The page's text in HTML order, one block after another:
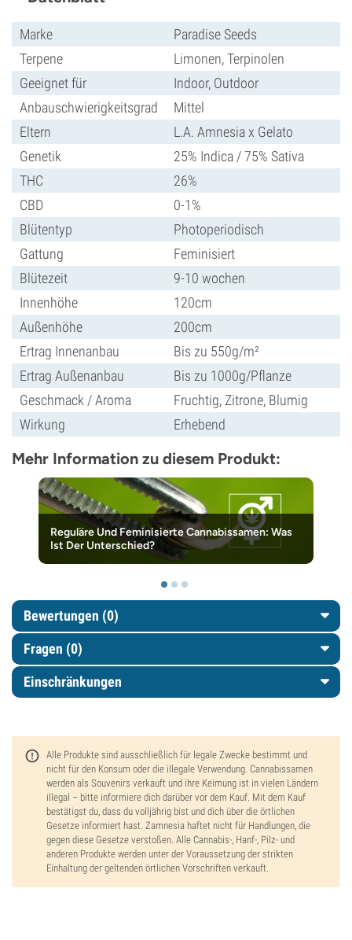
Marke
Paradise Seeds
Terpene
Limonen, Terpinolen
Geeignet für
Indoor, Outdoor
Anbauschwierigkeitsgrad
Mittel
Eltern
L.A. Amnesia x Gelato
Genetik
25% Indica / 75% Sativa
THC
26%
CBD
0-1%
Blütentyp
Photoperiodisch
Gattung
Feminisiert
Blütezeit
9-10 wochen
Innenhöhe
120cm
Außenhöhe
200cm
Ertrag Innenanbau
Bis zu 550g/m²
Ertrag Außenanbau
Bis zu 1000g/Pflanze
Geschmack / Aroma
Fruchtig, Zitrone, Blumig
Wirkung
Erhebend
Mehr Information zu diesem Produkt:
Reguläre Und Feminisierte Cannabissamen: Was
Ist Der Unterschied?
Bewertungen (0)
Fragen (0)
Einschränkungen
Alle Produkte sind ausschließlich für legale Zwecke bestimmt und
nicht für den Konsum oder die illegale Verwendung. Cannabissamen
werden als Souvenirs verkauft und ihre Keimung ist in vielen Ländern
illegal – bitte informiere dich darüber vor dem Kauf. Mit dem Kauf
bestätigst du, dass du volljährig bist und dich über die örtlichen
Gesetze informiert hast. Zamnesia haftet nicht für Handlungen, die
gegen diese Gesetze verstoßen. Alle Cannabis-, Hanf-, Pilz- und
anderen Produkte werden unter der Voraussetzung der strikten
Einhaltung der geltenden örtlichen Vorschriften verkauft.